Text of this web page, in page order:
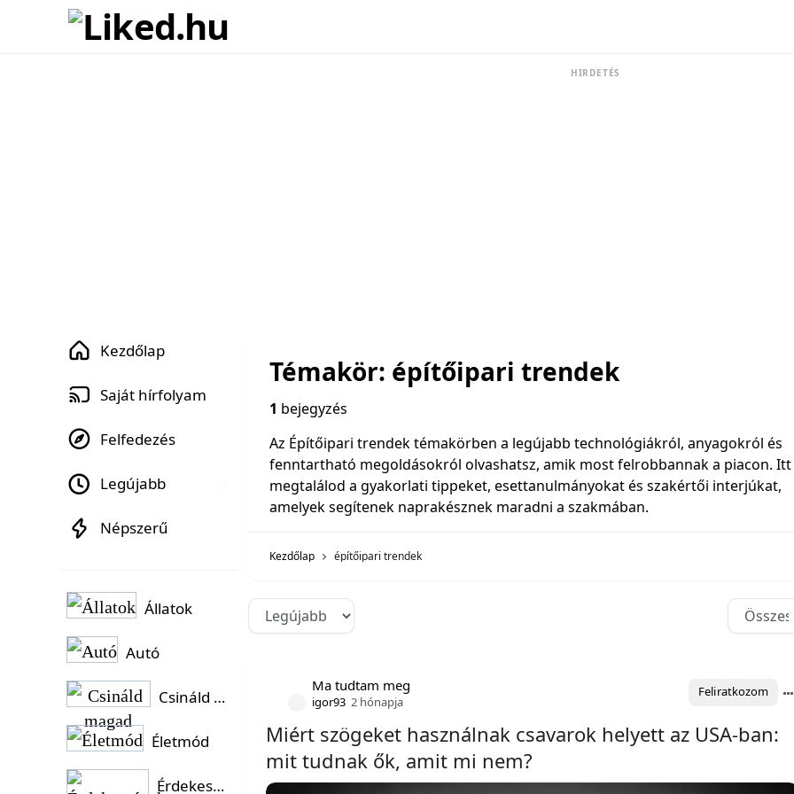
HIRDETÉS
Témakör: építőipari trendek
1 bejegyzés
Az Építőipari trendek témakörben a legújabb technológiákról, anyagokról és
fenntartható megoldásokról olvashatsz, amik most felrobbannak a piacon. Itt
megtalálod a gyakorlati tippeket, esettanulmányokat és szakértői interjúkat,
amelyek segítenek naprakésznek maradni a szakmában.
Kezdőlap építőipari trendek
Ma tudtam meg
igor93 2 hónapja
Feliratkozom
Miért szögeket használnak csavarok helyett az USA-ban:
mit tudnak ők, amit mi nem?
Kezdőlap
Saját hírfolyam
Felfedezés
Legújabb
Népszerű
Állatok
Autó
Csináld magad
Életmód
Érdekességek